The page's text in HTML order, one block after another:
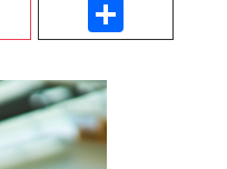
Pocket
有